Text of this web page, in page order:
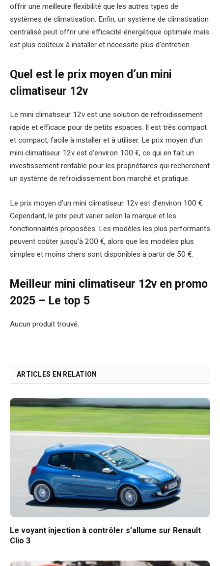
offrir une meilleure flexibilité que les autres types de
systèmes de climatisation. Enfin, un système de climatisation
centralisé peut offrir une efficacité énergétique optimale mais
est plus coûteux à installer et nécessite plus d’entretien.
Quel est le prix moyen d’un mini
climatiseur 12v
Le mini climatiseur 12v est une solution de refroidissement
rapide et efficace pour de petits espaces. Il est très compact
et compact, facile à installer et à utiliser. Le prix moyen d’un
mini climatiseur 12v est d’environ 100 €, ce qui en fait un
investissement rentable pour les propriétaires qui recherchent
un système de refroidissement bon marché et pratique.
Le prix moyen d’un mini climatiseur 12v est d’environ 100 €.
Cependant, le prix peut varier selon la marque et les
fonctionnalités proposées. Les modèles les plus performants
peuvent coûter jusqu’à 200 €, alors que les modèles plus
simples et moins chers sont disponibles à partir de 50 €.
Meilleur mini climatiseur 12v en promo
2025 – Le top 5
Aucun produit trouvé.
ARTICLES EN RELATION
Le voyant injection à contrôler s’allume sur Renault
Clio 3